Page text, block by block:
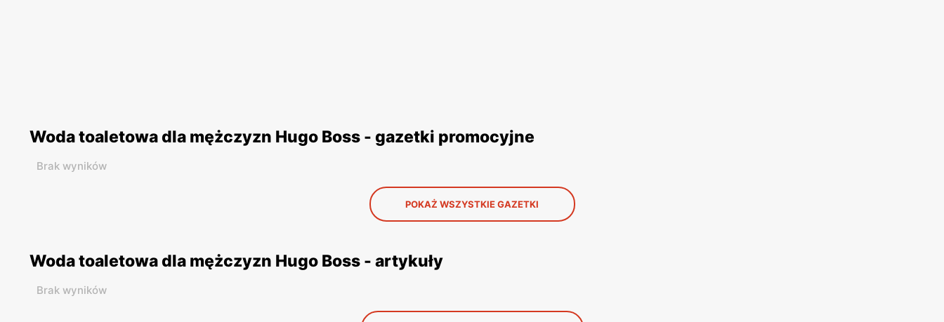
Woda toaletowa dla mężczyzn Hugo Boss - gazetki promocyjne
Brak wyników
POKAŻ WSZYSTKIE GAZETKI
Woda toaletowa dla mężczyzn Hugo Boss - artykuły
Brak wyników